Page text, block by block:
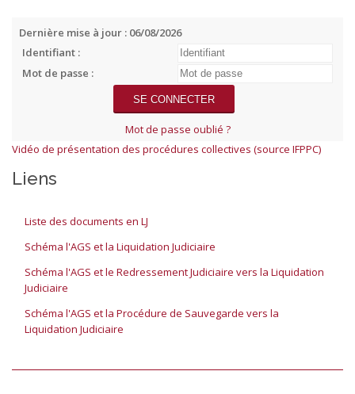
Dernière mise à jour : 06/08/2026
Identifiant :
Mot de passe :
Mot de passe oublié ?
Vidéo de présentation des procédures collectives (source IFPPC)
Liens
Liste des documents en LJ
Schéma l'AGS et la Liquidation Judiciaire
Schéma l'AGS et le Redressement Judiciaire vers la Liquidation
Judiciaire
Schéma l'AGS et la Procédure de Sauvegarde vers la
Liquidation Judiciaire